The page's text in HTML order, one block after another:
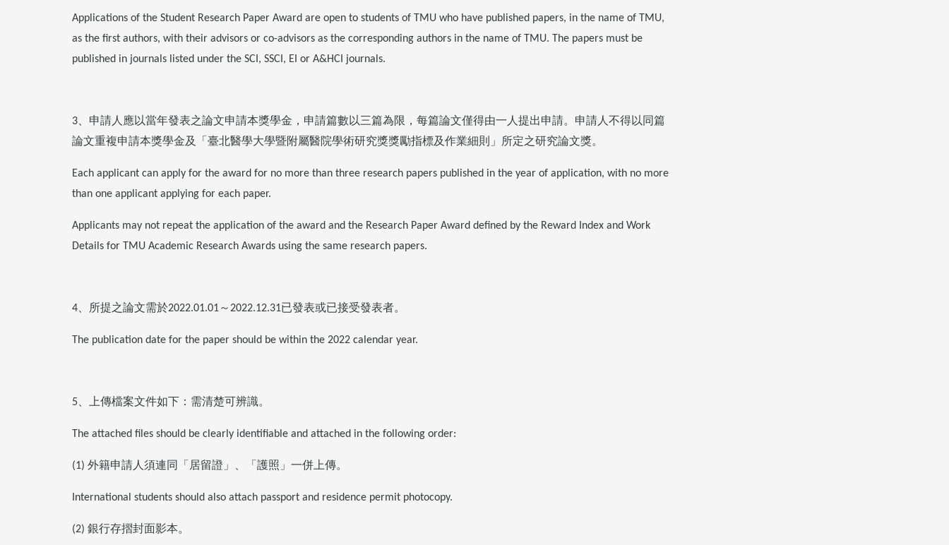
Applications of the Student Research Paper Award are open to students of TMU who have published papers, in the name of TMU,
as the first authors, with their advisors or co-advisors as the corresponding authors in the name of TMU. The papers must be
published in journals listed under the SCI, SSCI, EI or A&HCI journals.
3 、申請人應以當年發表之論文申請本獎學金，申請篇數以三篇為限，每篇論文僅得由一人提出申請。申請人不得以同篇
論文重複申請本獎學金及「臺北醫學大學暨附屬醫院學術研究獎獎勵指標及作業細則」所定之研究論文獎。
Each applicant can apply for the award for no more than three research papers published in the year of application, with no more
than one applicant applying for each paper.
Applicants may not repeat the application of the award and the Research Paper Award defined by the Reward Index and Work
Details for TMU Academic Research Awards using the same research papers.
4 、所提之論文需於2022.01.01～2022.12.31已發表或已接受發表者。
The publication date for the paper should be within the 2022 calendar year.
5 、上傳檔案文件如下：需清楚可辨識。
The attached files should be clearly identifiable and attached in the following order:
(1) 外籍申請人須連同「居留證」、「護照」一併上傳。
International students should also attach passport and residence permit photocopy.
(2) 銀行存摺封面影本。